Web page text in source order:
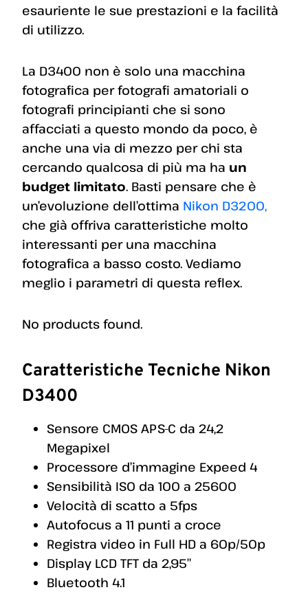
esauriente le sue prestazioni e la facilità
di utilizzo.
La D3400 non è solo una macchina
fotografica per fotografi amatoriali o
fotografi principianti che si sono
affacciati a questo mondo da poco, è
anche una via di mezzo per chi sta
cercando qualcosa di più ma ha un
budget limitato. Basti pensare che è
un’evoluzione dell’ottima Nikon D3200,
che già offriva caratteristiche molto
interessanti per una macchina
fotografica a basso costo. Vediamo
meglio i parametri di questa reflex.
No products found.
Caratteristiche Tecniche Nikon
D3400
Sensore CMOS APS-C da 24,2
Megapixel
Processore d’immagine Expeed 4
Sensibilità ISO da 100 a 25600
Velocità di scatto a 5fps
Autofocus a 11 punti a croce
Registra video in Full HD a 60p/50p
Display LCD TFT da 2,95″
Bluetooth 4.1